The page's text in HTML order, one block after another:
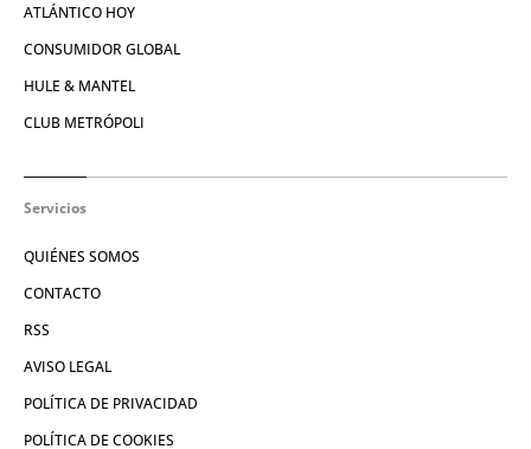
ATLÁNTICO HOY
CONSUMIDOR GLOBAL
HULE & MANTEL
CLUB METRÓPOLI
Servicios
QUIÉNES SOMOS
CONTACTO
RSS
AVISO LEGAL
POLÍTICA DE PRIVACIDAD
POLÍTICA DE COOKIES